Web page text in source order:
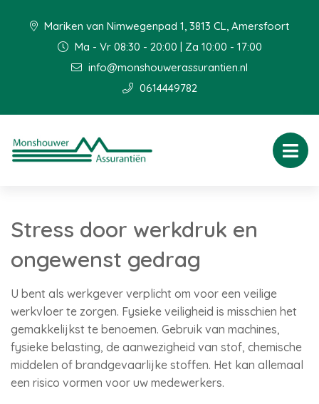
Mariken van Nimwegenpad 1, 3813 CL, Amersfoort
Ma - Vr 08:30 - 20:00 | Za 10:00 - 17:00
info@monshouwerassurantien.nl
0614449782
Stress door werkdruk en
ongewenst gedrag
U bent als werkgever verplicht om voor een veilige
werkvloer te zorgen. Fysieke veiligheid is misschien het
gemakkelijkst te benoemen. Gebruik van machines,
fysieke belasting, de aanwezigheid van stof, chemische
middelen of brandgevaarlijke stoffen. Het kan allemaal
een risico vormen voor uw medewerkers.